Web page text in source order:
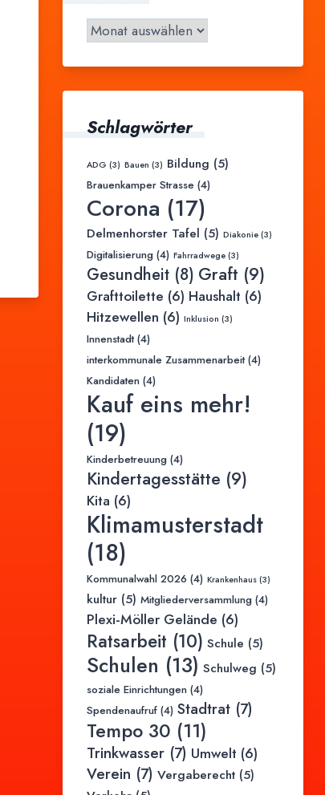
Schlagwörter
ADG (3) Bauen (3) Bildung (5)
Brauenkamper Strasse (4)
Corona (17)
Delmenhorster Tafel (5) Diakonie (3)
Digitalisierung (4) Fahrradwege (3)
Gesundheit (8) Graft (9)
Grafttoilette (6) Haushalt (6)
Hitzewellen (6) Inklusion (3)
Innenstadt(4)
interkommunale Zusammenarbeit(4)
Kandidaten (4)
Kauf eins mehr!
(19)
Kinderbetreuung (4)
Kindertagesstätte (9)
Kita (6)
Klimamusterstadt
(18)
Kommunalwahl 2026 (4) Krankenhaus (3)
kultur (5) Mitgliederversammlung (4)
Plexi-Möller Gelände (6)
Ratsarbeit (10) Schule (5)
Schulen (13) Schulweg (5)
soziale Einrichtungen (4)
Spendenaufruf (4) Stadtrat (7)
Tempo 30 (11)
Trinkwasser (7) Umwelt (6)
Verein (7) Vergaberecht (5)